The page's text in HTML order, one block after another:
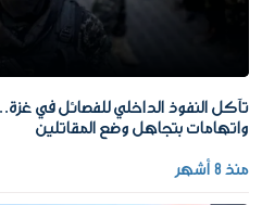
تآكل النفوذ الداخلي للفصائل في
واتهامات بتجاهل وضع المقاتلين
منذ 8 أشهر